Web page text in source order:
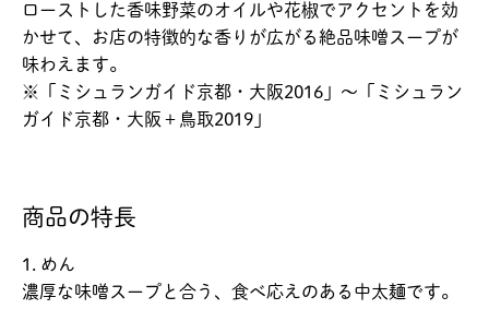
ローストした香味野菜のオイルや花椒でアクセントを効
かせて、お店の特徴的な香りが広がる絶品味噌スープが
味わえます。
※「ミシュランガイド京都・大阪2016」～「ミシュラン
ガイド京都・大阪＋鳥取2019」
商品の特長
1. めん
濃厚な味噌スープと合う、食べ応えのある中太麺です。